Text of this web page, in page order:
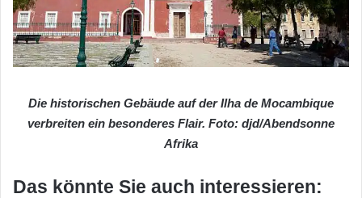
Die historischen Gebäude auf der Ilha de Mocambique
verbreiten ein besonderes Flair. Foto: djd/Abendsonne
Afrika
Das könnte Sie auch interessieren: